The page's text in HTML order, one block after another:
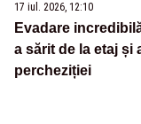
17 iul. 2026, 12:10
Evadare
a sărit de la etaj și
percheziției